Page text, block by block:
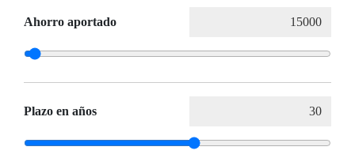
Ahorro aportado
Plazo en años